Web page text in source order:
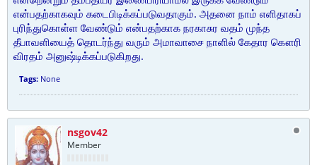
என்பதற்காகவும் கடைபிடிக்கப்படுவதாகும். அதனை நாம் எளிதாகப்
புரிந்துகொள்ள வேண்டும் என்பதற்காக நரகாசுர வதம் முந்த
தீபாவளியைத் தொடர்ந்து வரும் அமாவாசை நாளில் கேதார கௌரி
விரதம் அனுஷ்டிக்கப்படுகிறது.
Tags: None
nsgov42
Member